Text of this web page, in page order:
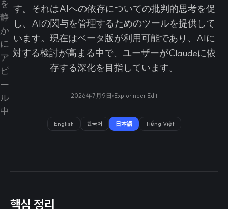
す。それはAIへの依存についての批判的思考を促
し、AIの関与を管理するためのツールを提供して
います。現在はベータ版が利用可能であり、AIに
対する検討が高まる中で、ユーザーがClaudeに依
存する深化を目指しています。
2026年7月9日 Explorineer Edit
English 한국어 日本語 Tiếng Việt
핵심 정리